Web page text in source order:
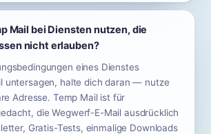
Mail bei Diensten nutzen, die
nicht erlauben?
eines Dienstes
untersagen, halte dich daran — nutze
Adresse. Temp Mail ist für
die Wegwerf-E-Mail ausdrücklich
Gratis-Tests, einmalige Downloads